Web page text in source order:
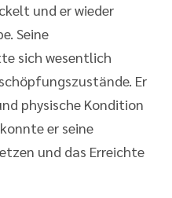
und er wieder
Seine
sich wesentlich
Er
physische Kondition
er seine
und das Erreichte